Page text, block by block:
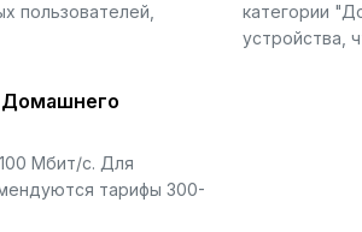
пользователей,
категории
устройства,
Домашнего
Мбит/с. Для
тарифы 300-